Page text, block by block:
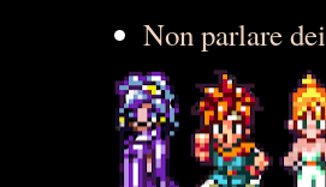
Non parlare